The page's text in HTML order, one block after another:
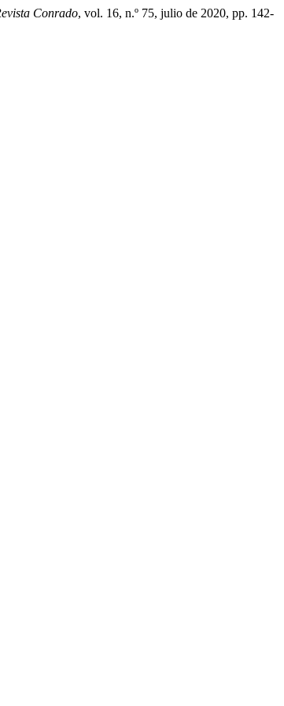
Conrado, vol. 16, n.º 75, julio de 2020, pp. 142-